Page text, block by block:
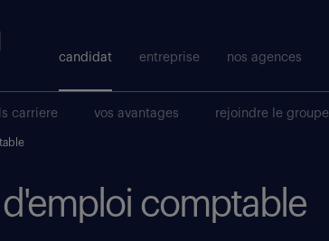
candidat entreprise nos agences
carriere vos avantages rejoindre le groupe
comptable